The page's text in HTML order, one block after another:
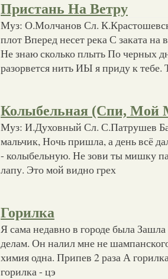
Пристань На Ветру
Муз: О.Молчанов Сл.
плот Вперед несет река С заката на
Не знаю сколько плыть По черных
разорвется нить ИЫ я приду к тебе.
Колыбельная (Спи,
Муз: И.Духовный Сл. С.Патрушев
мальчик, Ночь пришла, а день всё
- колыбельную. Не зови ты мишку
лапу. Это мой видно грех
Горилка
Я сама недавно в городе была
делам. Он налил мне не
химия одна. Припев 2 раза А
горилка - цэ